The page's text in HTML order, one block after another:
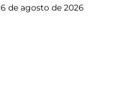
6 de agosto de 2026